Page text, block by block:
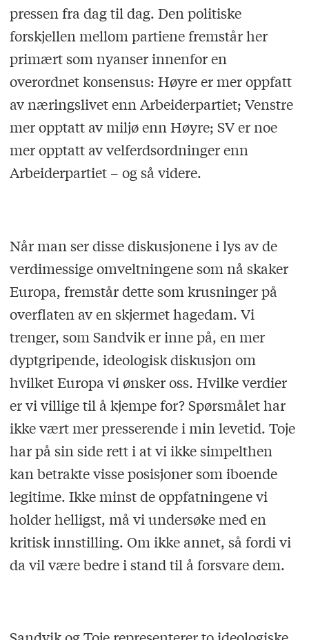
pressen fra dag til dag. Den politiske
forskjellen mellom partiene fremstår her
primært som nyanser innenfor en
overordnet konsensus: Høyre er mer oppfatt
av næringslivet enn Arbeiderpartiet; Venstre
mer opptatt av miljø enn Høyre; SV er noe
mer opptatt av velferdsordninger enn
Arbeiderpartiet – og så videre.
Når man ser disse diskusjonene i lys av de
verdimessige omveltningene som nå skaker
Europa, fremstår dette som krusninger på
overflaten av en skjermet hagedam. Vi
trenger, som Sandvik er inne på, en mer
dyptgripende, ideologisk diskusjon om
hvilket Europa vi ønsker oss. Hvilke verdier
er vi villige til å kjempe for? Spørsmålet har
ikke vært mer presserende i min levetid. Toje
har på sin side rett i at vi ikke simpelthen
kan betrakte visse posisjoner som iboende
legitime. Ikke minst de oppfatningene vi
holder helligst, må vi undersøke med en
kritisk innstilling. Om ikke annet, så fordi vi
da vil være bedre i stand til å forsvare dem.